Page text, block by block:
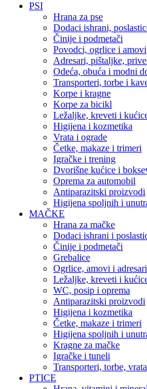
PSI
Hrana za pse
Dodaci ishrani,
Činije i podmetači
Povodci, ogrlice i amovi
Adresari, pištaljke,
Odeća, obuća i modni
Transporteri, torbe i
Korpe i kragne
Korpe za bicikl
Ležaljke, kreveti i
Higijena i kozmetika
Vrata i ograde
Četke, makaze i trimeri
Igračke i trening
Dvorišne kućice i
Oprema za automobil
Antiparazitski proizvodi
Higijena spoljnih i
MAČKE
Hrana za mačke
Dodaci ishrani i
Činije i podmetači
Grebalice
Ogrlice, amovi i adresari
Ležaljke, kreveti i
WC, posip i oprema
Antiparazitski proizvodi
Higijena i kozmetika
Četke, makaze i trimeri
Higijena spoljnih i
Kragne za mačke
Igračke i tuneli
Transporteri, torbe,
PTICE